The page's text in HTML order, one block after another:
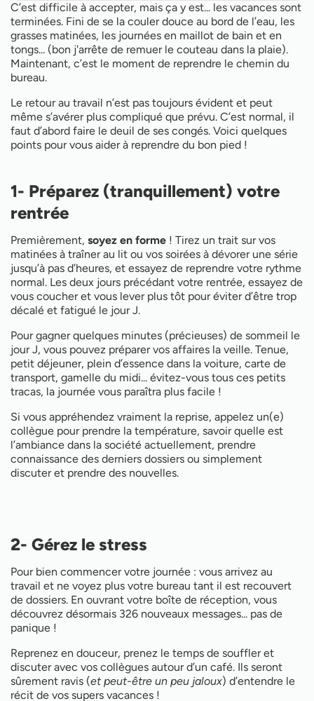
C’est difficile à accepter, mais ça y est... les vacances sont
terminées. Fini de se la couler douce au bord de l’eau, les
grasses matinées, les journées en maillot de bain et en
tongs... (bon j'arrête de remuer le couteau dans la plaie).
Maintenant, c’est le moment de reprendre le chemin du
bureau.
Le retour au travail n’est pas toujours évident et peut
même s’avérer plus compliqué que prévu. C’est normal, il
faut d’abord faire le deuil de ses congés. Voici quelques
points pour vous aider à reprendre du bon pied !
1- Préparez (tranquillement) votre
rentrée
Premièrement, soyez en forme ! Tirez un trait sur vos
matinées à traîner au lit ou vos soirées à dévorer une série
jusqu’à pas d’heures, et essayez de reprendre votre rythme
normal. Les deux jours précédant votre rentrée, essayez de
vous coucher et vous lever plus tôt pour éviter d’être trop
décalé et fatigué le jour J.
Pour gagner quelques minutes (précieuses) de sommeil le
jour J, vous pouvez préparer vos affaires la veille. Tenue,
petit déjeuner, plein d’essence dans la voiture, carte de
transport, gamelle du midi... évitez-vous tous ces petits
tracas, la journée vous paraîtra plus facile !
Si vous appréhendez vraiment la reprise, appelez un(e)
collègue pour prendre la température, savoir quelle est
l’ambiance dans la société actuellement, prendre
connaissance des derniers dossiers ou simplement
discuter et prendre des nouvelles.
2- Gérez le stress
Pour bien commencer votre journée : vous arrivez au
travail et ne voyez plus votre bureau tant il est recouvert
de dossiers. En ouvrant votre boîte de réception, vous
découvrez désormais 326 nouveaux messages... pas de
panique !
Reprenez en douceur, prenez le temps de souffler et
discuter avec vos collègues autour d’un café. Ils seront
sûrement ravis (et peut-être un peu jaloux) d’entendre le
récit de vos supers vacances !
2- Gérez le stress
3- Prenez le bon rythme
4- Profitez des beaux jours et souriez !